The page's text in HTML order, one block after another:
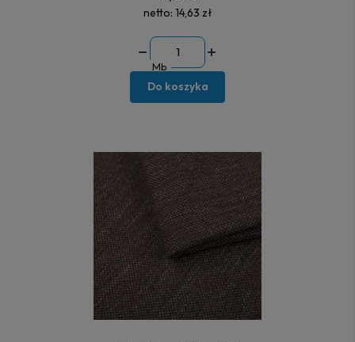
netto: 14,63 zł
Mb
Do koszyka